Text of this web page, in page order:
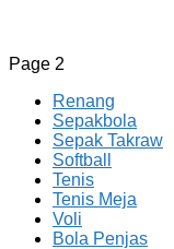
CV JAYA BERSAMA
Menyediakan
Page 2
Renang
Sepakbola
Sepak Takraw
Softball
Tenis
Tenis Meja
Voli
Bola Penjas